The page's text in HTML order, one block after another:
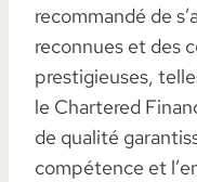
recommandé de
reconnues et des
prestigieuses,
le Chartered
de qualité
compétence et